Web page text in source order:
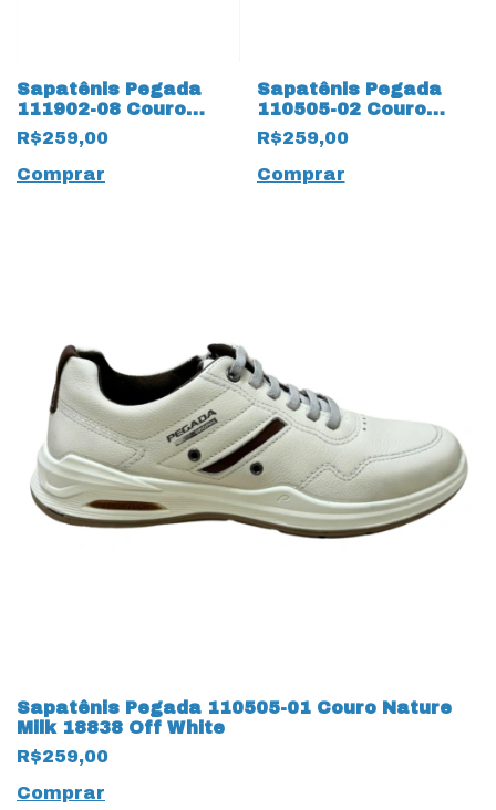
Sapatênis Pegada
111902-08 Couro
Natural Jeans 18941
Areia
R$259,00
Comprar
Sapatênis Pegada
110505-02 Couro
Nature 18839 Preto
R$259,00
Comprar
Sapatênis Pegada 110505-01 Couro Nature
Milk 18838 Off White
R$259,00
Comprar